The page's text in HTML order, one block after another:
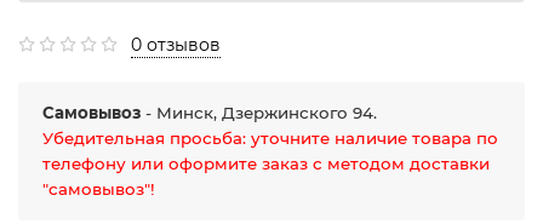
0 отзывов
Самовывоз - Минск, Дзержинского 94.
Убедительная просьба: уточните наличие товара по
телефону или оформите заказ с методом доставки
"самовывоз"!